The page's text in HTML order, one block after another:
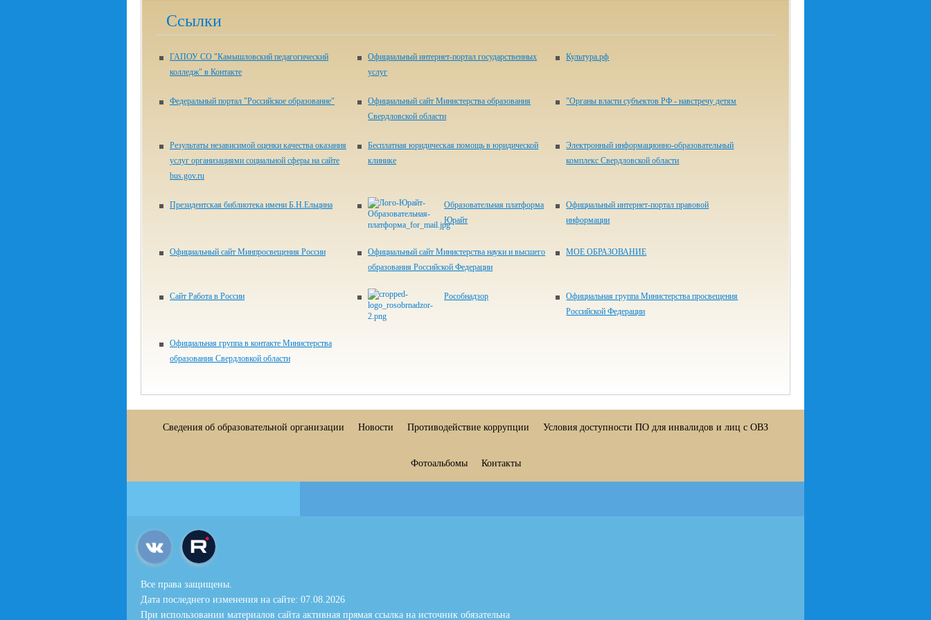
Ссылки
ГАПОУ СО "Камышловский педагогический
колледж" в Контакте
Официальный интернет-портал государственных
услуг
Культура.рф
Федеральный портал "Российское образование"
Официальный сайт Министерства образования
Свердловской области
"Органы власти субъектов РФ - навстречу детям
Результаты независимой оценки качества оказания
услуг организациями социальной сферы на сайте
bus.gov.ru
Бесплатная юридическая помощь в юридической
клинике
Электронный информационно-образовательный
комплекс Свердловской области
Президентская библиотека имени Б.Н.Ельцина
Образовательная платформа
Юрайт
Официальный интернет-портал правовой
информации
Официальный сайт Минпросвещения России
Официальный сайт Министерства науки и высшего
образования Российской Федерации
МОЕ ОБРАЗОВАНИЕ
Сайт Работа в России Рособнадзор
Официальная группа Министерства просвещения
Российской Федерации
Официальная группа в контакте Министерства
образования Свердловкой области
Сведения об образовательной организации Новости Противодействие коррупции Условия доступности ПО для инвалидов и лиц с ОВЗ
Фотоальбомы Контакты
Все права защищены.
Дата последнего изменения на сайте: 07.08.2026
При использовании материалов сайта активная прямая ссылка на источник обязательна